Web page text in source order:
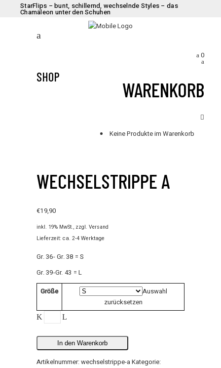
StarFlips – bunt, schillernd, wechselnde Styles – das
Chamäleon unter den Schuhen
0
WARENKORB
Keine Produkte im Warenkorb
SHOP
WECHSELSTRIPPE A
€19,90
inkl. 19% MwSt. zzgl. Versand
Lieferzeit: ca. 2-4 Werktage
Gr. 36- Gr. 38 = S
Gr. 39-Gr. 43 = L
Größe
Auswahl
zurücksetzen
Wechselstrippe
quantity
In den Warenkorb
Artikelnummer:wechselstrippe-aKategorie: